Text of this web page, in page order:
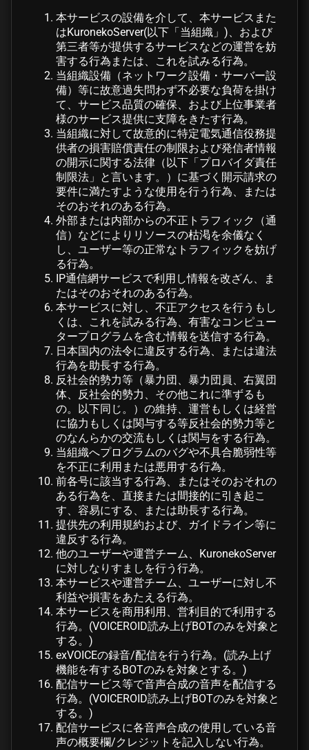
本サービスの設備を介して、本サービスまた
はKuronekoServer(以下「当組織」)、および
第三者等が提供するサービスなどの運営を妨
害する行為または、これを試みる行為。
当組織設備（ネットワーク設備・サーバー設
備）等に故意過失問わず不必要な負荷を掛け
て、サービス品質の確保、および上位事業者
様のサービス提供に支障をきたす行為。
当組織に対して故意的に特定電気通信役務提
供者の損害賠償責任の制限および発信者情報
の開示に関する法律（以下「プロバイダ責任
制限法」と言います。）に基づく開示請求の
要件に満たすような使用を行う行為、または
そのおそれのある行為。
外部または内部からの不正トラフィック（通
信）などによりリソースの枯渇を余儀なく
し、ユーザー等の正常なトラフィックを妨げ
る行為。
IP通信網サービスで利用し情報を改ざん、ま
たはそのおそれのある行為。
本サービスに対し、不正アクセスを行うもし
くは、これを試みる行為、有害なコンピュー
タープログラムを含む情報を送信する行為。
日本国内の法令に違反する行為、または違法
行為を助長する行為。
反社会的勢力等（暴力団、暴力団員、右翼団
体、反社会的勢力、その他これに準ずるも
の。以下同じ。）の維持、運営もしくは経営
に協力もしくは関与する等反社会的勢力等と
のなんらかの交流もしくは関与をする行為。
当組織へプログラムのバグや不具合脆弱性等
を不正に利用または悪用する行為。
前各号に該当する行為、またはそのおそれの
ある行為を、直接または間接的に引き起こ
す、容易にする、または助長する行為。
提供先の利用規約および、ガイドライン等に
違反する行為。
他のユーザーや運営チーム、KuronekoServer
に対しなりすましを行う行為。
本サービスや運営チーム、ユーザーに対し不
利益や損害をあたえる行為。
本サービスを商用利用、営利目的で利用する
行為。(VOICEROID読み上げBOTのみを対象と
する。)
exVOICEの録音/配信を行う行為。(読み上げ
機能を有するBOTのみを対象とする。)
配信サービス等で音声合成の音声を配信する
行為。(VOICEROID読み上げBOTのみを対象と
する。)
配信サービスに各音声合成の使用している音
声の概要欄/クレジットを記入しない行為。